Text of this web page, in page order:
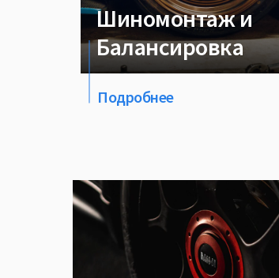
Шиномонтаж и
Балансировка
Подробнее